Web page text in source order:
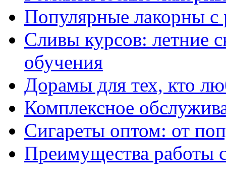
Популярные лакорны с
Сливы курсов: летние
обучения
Дорамы для тех, кто
Комплексное
Сигареты оптом: от
Преимущества работы